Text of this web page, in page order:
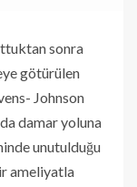
sonra
götürülen
Johnson
damar yoluna
unutulduğu
ameliyatla